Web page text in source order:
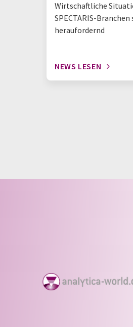
Wirtschaftliche
SPECTARIS-
heraufordernd
NEWS LESEN